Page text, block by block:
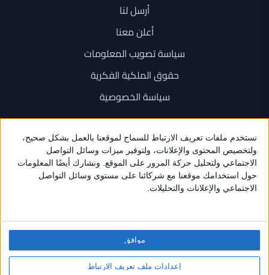
موافق
أرسل لنا
أعلن معنا
سياسة تصويب المعلومات
حقوق الملكية الفكرية
سياسة الخصوصية
اتصل بنا
+962 6 534 1777
+962 79 202 7000
برمجة واستضافة وتصميم